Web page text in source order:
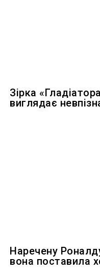
Зірка
виглядає
Наречену
вона поставила